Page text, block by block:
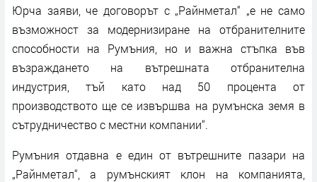
Юрча заяви, че договорът с „Райнметал“ „е не само
възможност за модернизиране на отбранителните
способности на Румъния, но и важна стъпка във
възраждането на вътрешната отбранителна
индустрия, тъй като над 50 процента от
производството ще се извършва на румънска земя в
сътрудничество с местни компании“.
Румъния отдавна е един от вътрешните пазари на
„Райнметал“, а румънският клон на компанията,